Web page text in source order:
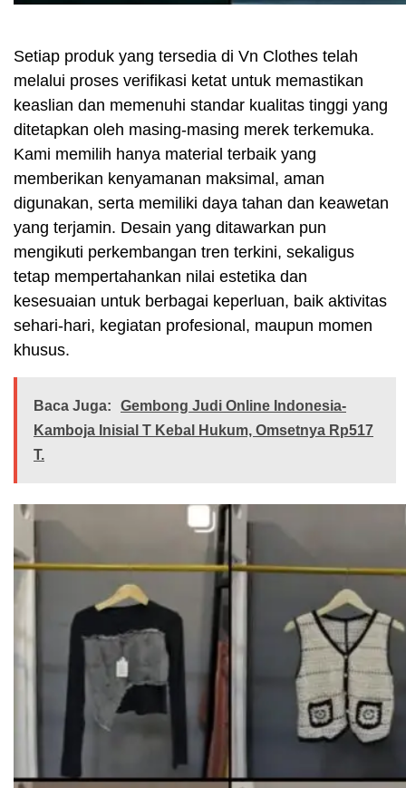
Setiap produk yang tersedia di Vn Clothes telah
melalui proses verifikasi ketat untuk memastikan
keaslian dan memenuhi standar kualitas tinggi yang
ditetapkan oleh masing-masing merek terkemuka.
Kami memilih hanya material terbaik yang
memberikan kenyamanan maksimal, aman
digunakan, serta memiliki daya tahan dan keawetan
yang terjamin. Desain yang ditawarkan pun
mengikuti perkembangan tren terkini, sekaligus
tetap mempertahankan nilai estetika dan
kesesuaian untuk berbagai keperluan, baik aktivitas
sehari-hari, kegiatan profesional, maupun momen
khusus.
Baca Juga:
Gembong Judi Online Indonesia-
Kamboja Inisial T Kebal Hukum, Omsetnya Rp517
T.